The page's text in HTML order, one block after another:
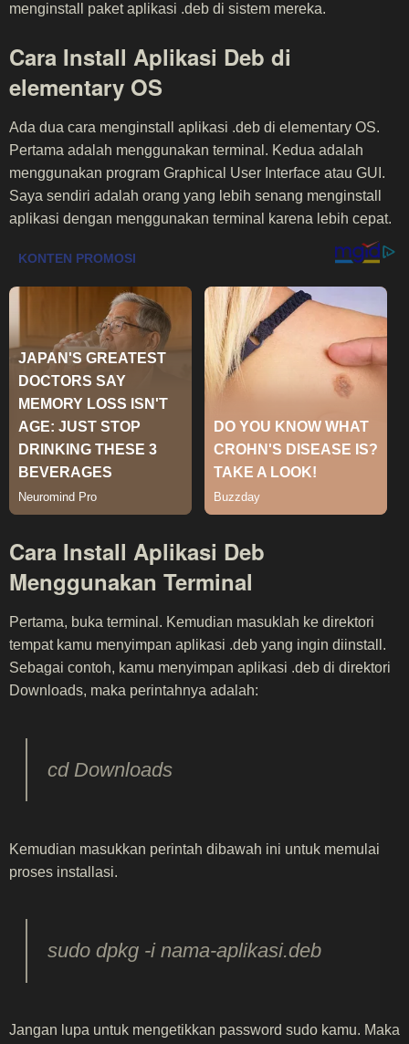
menginstall paket aplikasi .deb di sistem mereka.
Cara Install Aplikasi Deb di
elementary OS
Ada dua cara menginstall aplikasi .deb di elementary OS.
Pertama adalah menggunakan terminal. Kedua adalah
menggunakan program Graphical User Interface atau GUI.
Saya sendiri adalah orang yang lebih senang menginstall
aplikasi dengan menggunakan terminal karena lebih cepat.
Cara Install Aplikasi Deb
Menggunakan Terminal
Pertama, buka terminal. Kemudian masuklah ke direktori
tempat kamu menyimpan aplikasi .deb yang ingin diinstall.
Sebagai contoh, kamu menyimpan aplikasi .deb di direktori
Downloads, maka perintahnya adalah:
cd Downloads
Kemudian masukkan perintah dibawah ini untuk memulai
proses installasi.
sudo dpkg -i nama-aplikasi.deb
Jangan lupa untuk mengetikkan password sudo kamu. Maka